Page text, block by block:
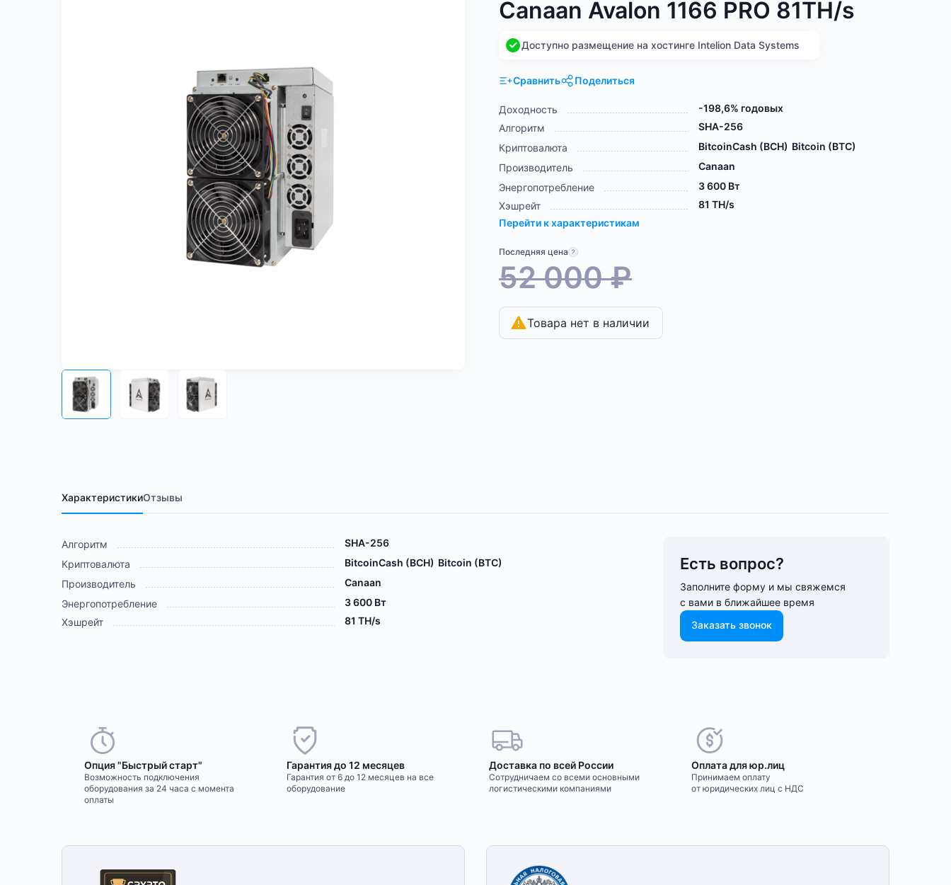
Canaan Avalon 1166 PRO 81TH/s
Доступно размещение на хостинге Intelion Data Systems
Сравнить Поделиться
Доходность
-198,6% годовых
Алгоритм
SHA-256
Криптовалюта
BitcoinCash (BCH) Bitcoin (BTC)
Производитель
Canaan
Энергопотребление
3 600 Вт
Хэшрейт
81 TH/s
Перейти к характеристикам
Последняя цена
52 000₽
Товара нет в наличии
ХарактеристикиОтзывы
Алгоритм
SHA-256
Криптовалюта
BitcoinCash (BCH) Bitcoin (BTC)
Производитель
Canaan
Энергопотребление
3 600 Вт
Хэшрейт
81 TH/s
Есть вопрос?
Заполните форму и мы свяжемся
с вами в ближайшее время
Заказать звонок
Опция "Быстрый старт"
Возможность подключения
оборудования за 24 часа с момента
оплаты
Гарантия до 12 месяцев
Гарантия от 6 до 12 месяцев на все
оборудование
Доставка по всей России
Сотрудничаем со всеми основными
логистическими компаниями
Оплата для юр.лиц
Принимаем оплату
от юридических лиц с НДС